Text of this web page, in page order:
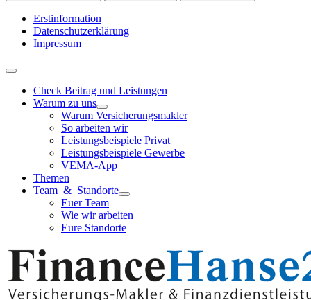
Erstinformation
Datenschutzerklärung
Impressum
Check Beitrag und Leistungen
Warum zu uns
Warum Versicherungsmakler
So arbeiten wir
Leistungsbeispiele Privat
Leistungsbeispiele Gewerbe
VEMA-App
Themen
Team & Standorte
Euer Team
Wie wir arbeiten
Eure Standorte